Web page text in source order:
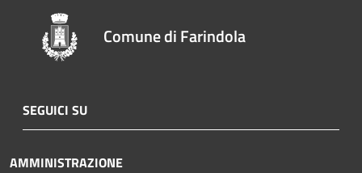
Comune di Farindola
SEGUICI SU
AMMINISTRAZIONE